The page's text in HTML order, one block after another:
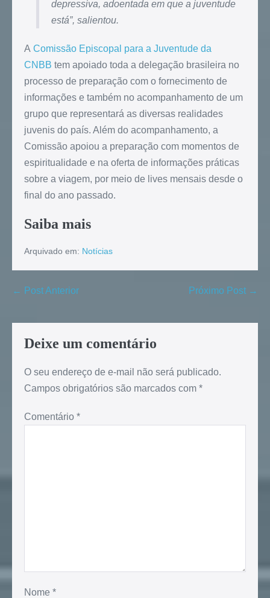
depressiva, adoentada em que a juventude
está”, salientou.
A Comissão Episcopal para a Juventude da
CNBB tem apoiado toda a delegação brasileira no
processo de preparação com o fornecimento de
informações e também no acompanhamento de um
grupo que representará as diversas realidades
juvenis do país. Além do acompanhamento, a
Comissão apoiou a preparação com momentos de
espiritualidade e na oferta de informações práticas
sobre a viagem, por meio de lives mensais desde o
final do ano passado.
Saiba mais
Arquivado em: Notícias
← Post Anterior Próximo Post →
Deixe um comentário
O seu endereço de e-mail não será publicado.
Campos obrigatórios são marcados com *
Comentário *
Nome *